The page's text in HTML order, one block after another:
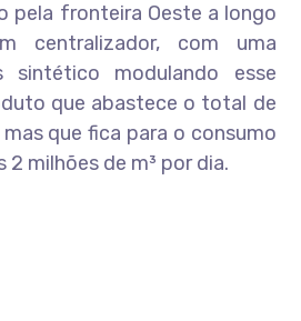
pela fronteira Oeste a longo
centralizador, com uma
sintético modulando esse
que abastece o total de
que fica para o consumo
2 milhões de m³ por dia.